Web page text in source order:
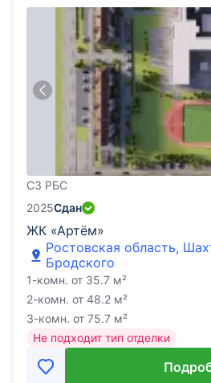
СЗ РБС
ЖК «Артём»
2025Сдан
Ростовская область,
Бродского
1-комн. от 35.7 м²
2-комн. от 48.2 м²
3-комн. от 75.7 м²
Не подходит тип отделки